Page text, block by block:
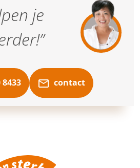
je
8433 contact